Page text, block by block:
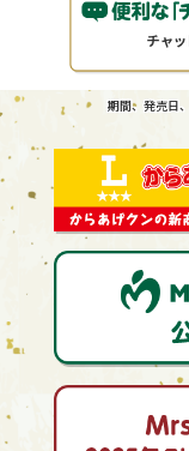
期間、発売日